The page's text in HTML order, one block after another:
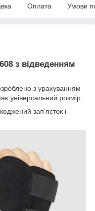
Оплата Умови
з відведенням
з урахуванням
універсальний розмір.
зап'ясток і